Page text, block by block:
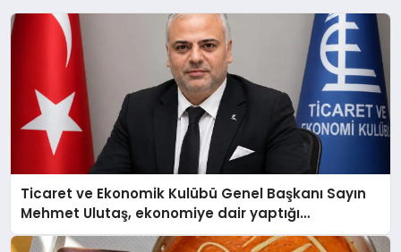
Ticaret ve Ekonomik Kulübü Genel Başkanı Sayın
Mehmet Ulutaş, ekonomiye dair yaptığı
açıklamada şunları kaydetti: